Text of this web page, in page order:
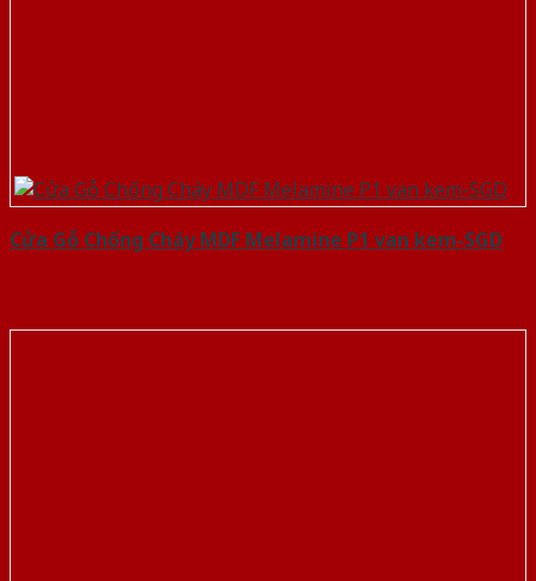
Cửa Gỗ Chống Cháy MDF Melamine P1 van kem-SGD